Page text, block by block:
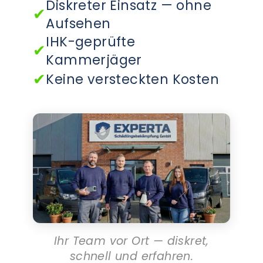
✔Diskreter Einsatz — ohne
Aufsehen
✔IHK-geprüfte
Kammerjäger
✔Keine versteckten Kosten
Ihr Team vor Ort — diskret,
schnell und erfahren.